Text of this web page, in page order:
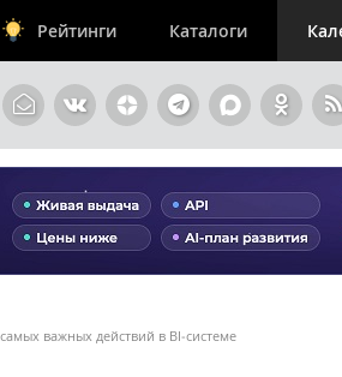
Рейтинги Каталоги
важных действий в BI‑системе